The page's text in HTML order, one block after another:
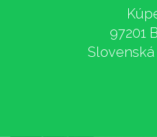
97201